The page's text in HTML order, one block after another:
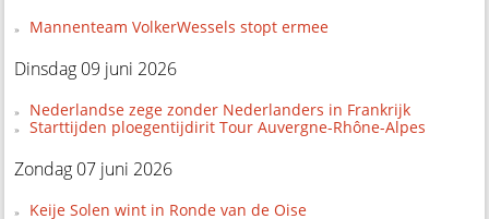
Mannenteam VolkerWessels stopt ermee
Dinsdag 09 juni 2026
Nederlandse zege zonder Nederlanders in Frankrijk
Starttijden ploegentijdirit Tour Auvergne-Rhône-Alpes
Zondag 07 juni 2026
Keije Solen wint in Ronde van de Oise